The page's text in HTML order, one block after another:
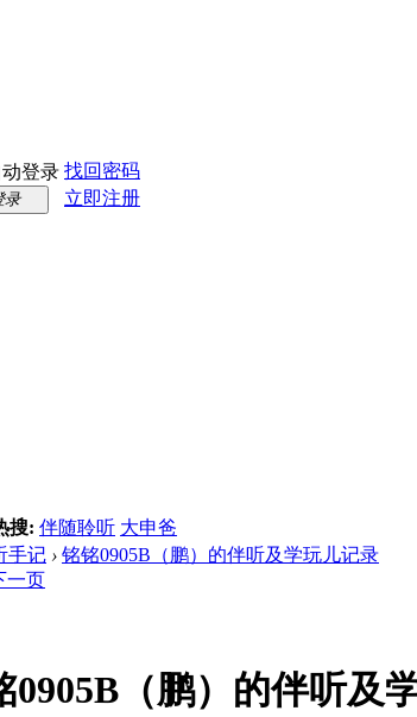
动登录 找回密码
录 立即注册
搜: 伴随聆听 大申爸
手记 › 铭铭0905B（鹏）的伴听及学玩儿记录
一页
0905B（鹏）的伴听及